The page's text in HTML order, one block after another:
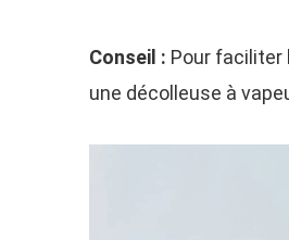
Conseil : Pour faciliter
une décolleuse à